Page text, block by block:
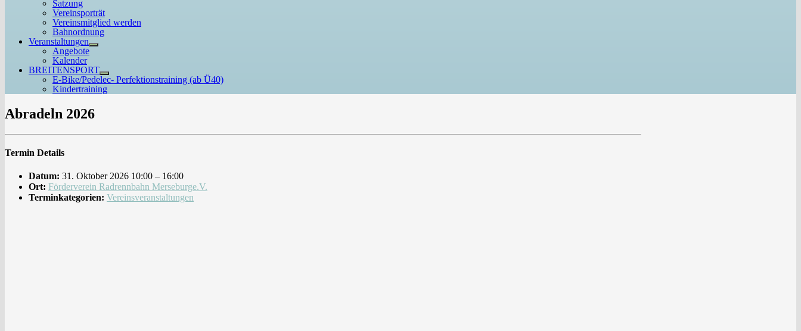
Satzung
Vereinsporträt
Vereinsmitglied werden
Bahnordnung
Veranstaltungen
Untermenü
Angebote
Kalender
BREITENSPORT
Untermenü
anzeigen
E-Bike/Pedelec- Perfektionstraining (ab Ü40)
Kindertraining
Abradeln 2026
Termin Details
Datum: 31. Oktober 2026 10:00 – 16:00
Ort: Förderverein Radrennbahn Merseburge.V.
Terminkategorien: Vereinsveranstaltungen